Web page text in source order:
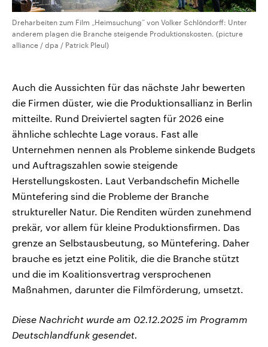
Dreharbeiten zum Film „Heimsuchung“ von Volker Schlöndorff: Unter
anderem plagen die Branche steigende Produktionskosten. (picture
alliance / dpa / Patrick Pleul)
Auch die Aussichten für das nächste Jahr bewerten
die Firmen düster, wie die Produktionsallianz in Berlin
mitteilte. Rund Dreiviertel sagten für 2026 eine
ähnliche schlechte Lage voraus. Fast alle
Unternehmen nennen als Probleme sinkende Budgets
und Auftragszahlen sowie steigende
Herstellungskosten. Laut Verbandschefin Michelle
Müntefering sind die Probleme der Branche
struktureller Natur. Die Renditen würden zunehmend
prekär, vor allem für kleine Produktionsfirmen. Das
grenze an Selbstausbeutung, so Müntefering. Daher
brauche es jetzt eine Politik, die die Branche stützt
und die im Koalitionsvertrag versprochenen
Maßnahmen, darunter die Filmförderung, umsetzt.
Diese Nachricht wurde am 02.12.2025 im Programm
Deutschlandfunk gesendet.